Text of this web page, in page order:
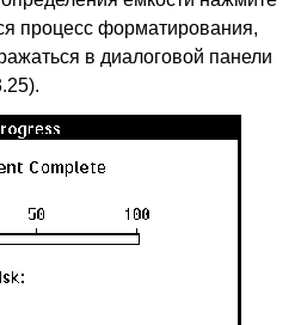
процесс форматирования,
в диалоговой панели